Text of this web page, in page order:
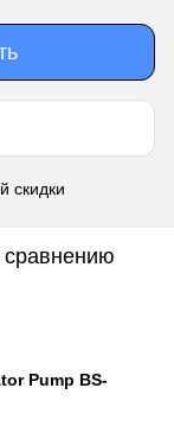
скидки
сравнению
Pump BS-